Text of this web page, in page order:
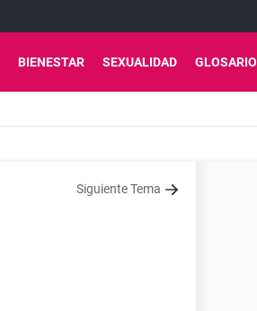
BIENESTAR SEXUALIDAD GLOSARIO
Siguiente Tema